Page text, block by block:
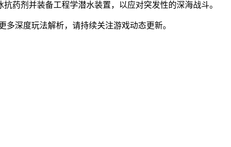
药剂并装备工程学潜水装置，以应对突发性的深海战斗。
深度玩法解析，请持续关注游戏动态更新。